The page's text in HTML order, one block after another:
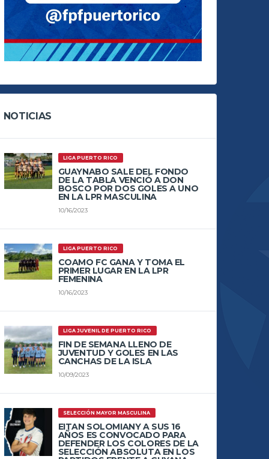
NOTICIAS
LIGA PUERTO RICO
GUAYNABO SALE DEL FONDO
DE LA TABLA VENCIÓ A DON
BOSCO POR DOS GOLES A UNO
EN LA LPR MASCULINA
10/16/2023
LIGA PUERTO RICO
COAMO FC GANA Y TOMA EL
PRIMER LUGAR EN LA LPR
FEMENINA
10/16/2023
LIGA JUVENIL DE PUERTO RICO
FIN DE SEMANA LLENO DE
JUVENTUD Y GOLES EN LAS
CANCHAS DE LA ISLA
10/09/2023
SELECCIÓN MAYOR MASCULINA
EITAN SOLOMIANY A SUS 16
AÑOS ES CONVOCADO PARA
DEFENDER LOS COLORES DE LA
SELECCIÓN ABSOLUTA EN LOS